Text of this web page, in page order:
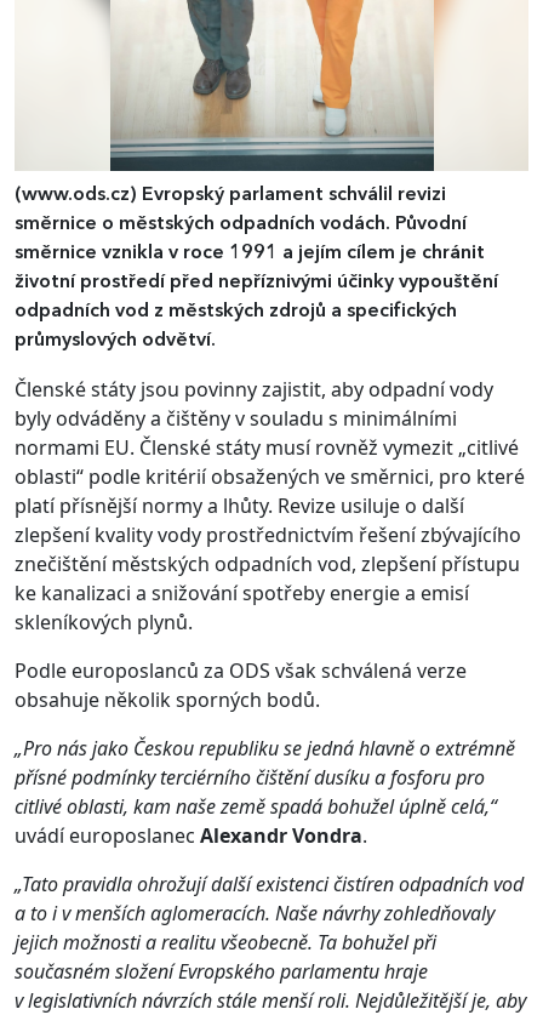
(www.ods.cz) Evropský parlament schválil revizi
směrnice o městských odpadních vodách. Původní
směrnice vznikla v roce 1991 a jejím cílem je chránit
životní prostředí před nepříznivými účinky vypouštění
odpadních vod z městských zdrojů a specifických
průmyslových odvětví.
Členské státy jsou povinny zajistit, aby odpadní vody
byly odváděny a čištěny v souladu s minimálními
normami EU. Členské státy musí rovněž vymezit „citlivé
oblasti“ podle kritérií obsažených ve směrnici, pro které
platí přísnější normy a lhůty. Revize usiluje o další
zlepšení kvality vody prostřednictvím řešení zbývajícího
znečištění městských odpadních vod, zlepšení přístupu
ke kanalizaci a snižování spotřeby energie a emisí
skleníkových plynů.
Podle europoslanců za ODS však schválená verze
obsahuje několik sporných bodů.
„Pro nás jako Českou republiku se jedná hlavně o extrémně
přísné podmínky terciérního čištění dusíku a fosforu pro
citlivé oblasti, kam naše země spadá bohužel úplně celá,“
uvádí europoslanec Alexandr Vondra.
„Tato pravidla ohrožují další existenci čistíren odpadních vod
a to i v menších aglomeracích. Naše návrhy zohledňovaly
jejich možnosti a realitu všeobecně. Ta bohužel při
současném složení Evropského parlamentu hraje
v legislativních návrzích stále menší roli. Nejdůležitější je, aby